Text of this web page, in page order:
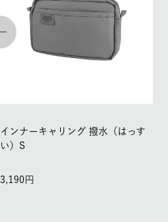
インナーキャリング 撥水（はっす
い）S
3,190